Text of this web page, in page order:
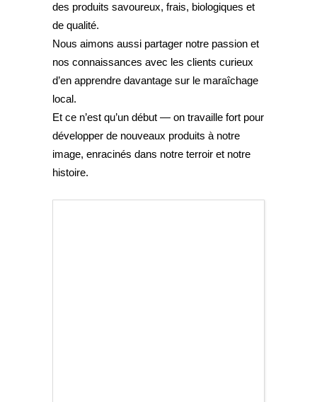
des produits savoureux, frais, biologiques et
de qualité.
Nous aimons aussi partager notre passion et
nos connaissances avec les clients curieux
d’en apprendre davantage sur le maraîchage
local.
Et ce n’est qu’un début — on travaille fort pour
développer de nouveaux produits à notre
image, enracinés dans notre terroir et notre
histoire.